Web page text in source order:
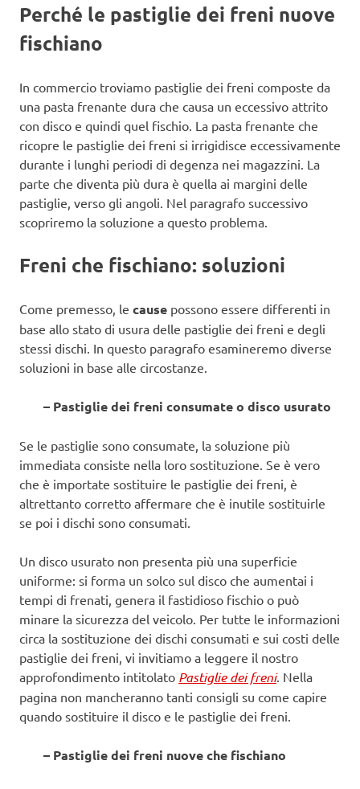
Perché le pastiglie dei freni nuove
fischiano
In commercio troviamo pastiglie dei freni composte da
una pasta frenante dura che causa un eccessivo attrito
con disco e quindi quel fischio. La pasta frenante che
ricopre le pastiglie dei freni si irrigidisce eccessivamente
durante i lunghi periodi di degenza nei magazzini. La
parte che diventa più dura è quella ai margini delle
pastiglie, verso gli angoli. Nel paragrafo successivo
scopriremo la soluzione a questo problema.
Freni che fischiano: soluzioni
Come premesso, le cause possono essere differenti in
base allo stato di usura delle pastiglie dei freni e degli
stessi dischi. In questo paragrafo esamineremo diverse
soluzioni in base alle circostanze.
– Pastiglie dei freni consumate o disco usurato
Se le pastiglie sono consumate, la soluzione più
immediata consiste nella loro sostituzione. Se è vero
che è importate sostituire le pastiglie dei freni, è
altrettanto corretto affermare che è inutile sostituirle
se poi i dischi sono consumati.
Un disco usurato non presenta più una superficie
uniforme: si forma un solco sul disco che aumentai i
tempi di frenati, genera il fastidioso fischio o può
minare la sicurezza del veicolo. Per tutte le informazioni
circa la sostituzione dei dischi consumati e sui costi delle
pastiglie dei freni, vi invitiamo a leggere il nostro
approfondimento intitolato Pastiglie dei freni. Nella
pagina non mancheranno tanti consigli su come capire
quando sostituire il disco e le pastiglie dei freni.
– Pastiglie dei freni nuove che fischiano